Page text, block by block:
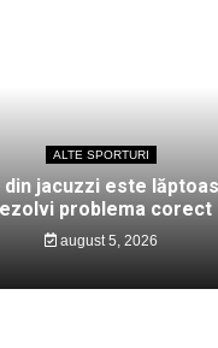
ALTE SPORTURI
din jacuzzi este
problema corect
august 5, 2026